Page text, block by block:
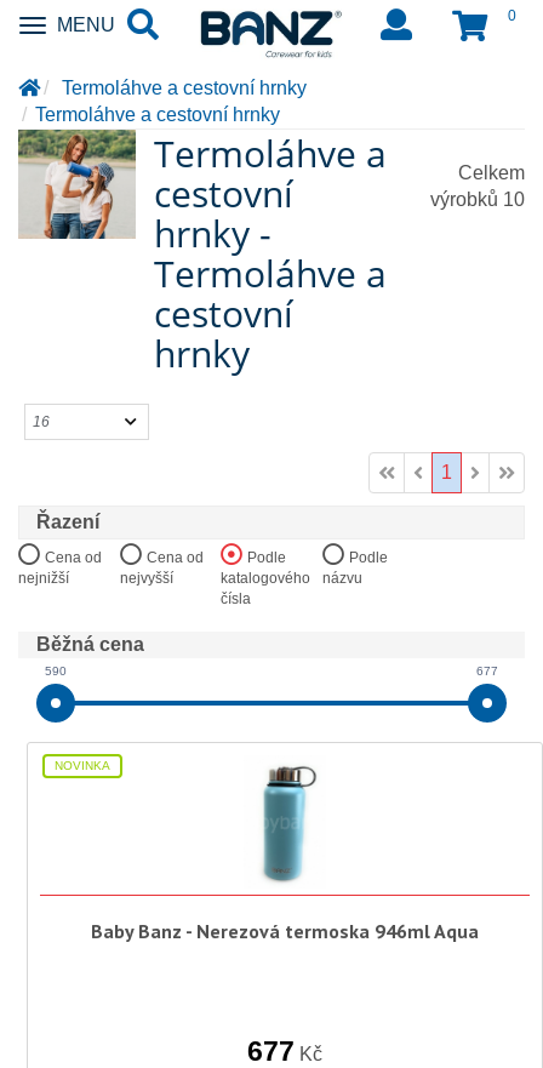
Zobrazit
MENU 0
Termoláhve a cestovní hrnky
Termoláhve a cestovní hrnky
Termoláhve a
cestovní
hrnky -
Termoláhve a
cestovní
hrnky
Celkem
výrobků 10
1
Řazení
Cena od
nejnižší
Cena od
nejvyšší
Podle
katalogového
čísla
Podle
názvu
Běžná cena
590 677
NOVINKA
Baby Banz - Nerezová termoska 946ml Aqua
677 Kč